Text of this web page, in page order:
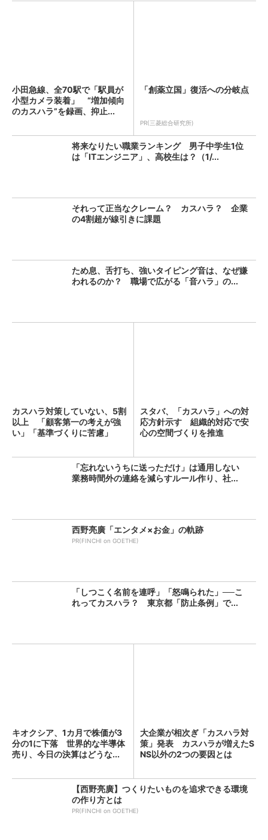
小田急線、全70駅で「駅員が
小型カメラ装着」 “増加傾向
のカスハラ”を録画、抑止...
「創薬立国」復活への分岐点
PR(三菱総合研究所)
将来なりたい職業ランキング 男子中学生1位
は「ITエンジニア」、高校生は？（1/...
それって正当なクレーム？ カスハラ？ 企業
の4割超が線引きに課題
ため息、舌打ち、強いタイピング音は、なぜ嫌
われるのか？ 職場で広がる「音ハラ」の...
カスハラ対策していない、5割
以上 「顧客第一の考えが強
い」「基準づくりに苦慮」
スタバ、「カスハラ」への対
応方針示す 組織的対応で安
心の空間づくりを推進
「忘れないうちに送っただけ」は通用しない
業務時間外の連絡を減らすルール作り、社...
西野亮廣「エンタメ×お金」の軌跡
PR(FINCHI on GOETHE)
「しつこく名前を連呼」「怒鳴られた」──こ
れってカスハラ？ 東京都「防止条例」で...
キオクシア、1カ月で株価が3
分の1に下落 世界的な半導体
売り、今日の決算はどうな...
大企業が相次ぎ「カスハラ対
策」発表 カスハラが増えたS
NS以外の2つの要因とは
【西野亮廣】つくりたいものを追求できる環境
の作り方とは
PR(FINCHI on GOETHE)